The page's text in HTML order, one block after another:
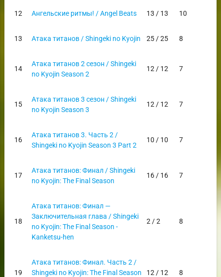
12 Ангельские ритмы! / Angel Beats 13 / 13 10
13 Атака титанов / Shingeki no Kyojin 25 / 25 8
14
Атака титанов 2 сезон / Shingeki
no Kyojin Season 2
12 / 12 7
15
Атака титанов 3 сезон / Shingeki
no Kyojin Season 3
12 / 12 7
16
Атака титанов 3. Часть 2 /
Shingeki no Kyojin Season 3 Part 2
10 / 10 7
17
Атака титанов: Финал / Shingeki
no Kyojin: The Final Season
16 / 16 7
18
Атака титанов: Финал —
Заключительная глава / Shingeki
no Kyojin: The Final Season -
Kanketsu-hen
2 / 2 8
19
Атака титанов: Финал. Часть 2 /
Shingeki no Kyojin: The Final Season
12 / 12 8